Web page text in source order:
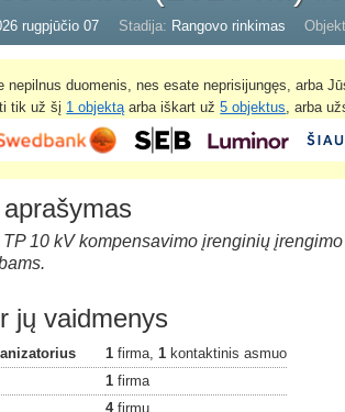
rugpjūčio 07 Stadija: Rangovo rinkimas
nepilnus duomenis, nes esate neprisijungęs, arba
tik už šį 1 objektą arba iškart už5 objektus , arba
10 kV kompensavimo įrenginių
jų vaidmenys
1 firma, 1 kontaktinis asmuo
1 firma
4firmų